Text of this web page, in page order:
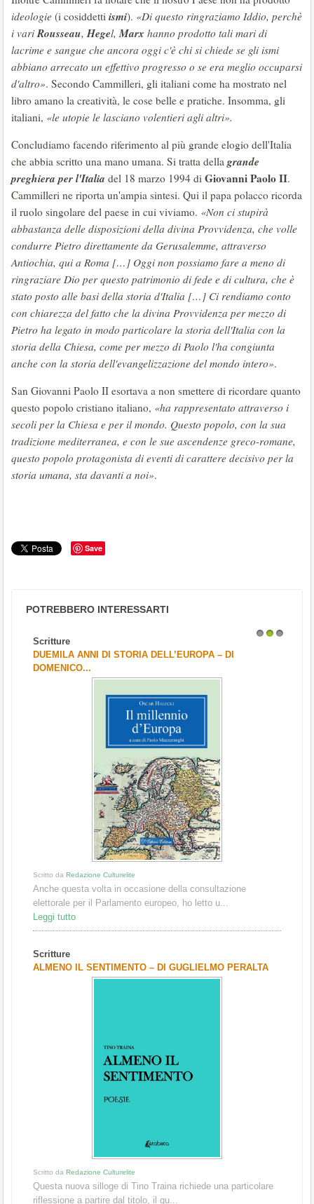
ideologie (i cosiddetti ismi). «Di questo ringraziamo Iddio, perchè
i variRousseau,Hegel,Marx hanno prodotto tali mari di
lacrime e sangue che ancora oggi c'è chi si chiede se gli ismi
abbiano arrecato un effettivo progresso o se era meglio occuparsi
d'altro». Secondo Cammilleri, gli italiani come ha mostrato nel
libro amano la creatività, le cose belle e pratiche. Insomma, gli
italiani, «le utopie le lasciano volentieri agli altri».
Concludiamo facendo riferimento al più grande elogio dell'Italia
che abbia scritto una mano umana. Si tratta della grande
preghiera per l'Italia del 18 marzo 1994 di Giovanni Paolo II.
Cammilleri ne riporta un'ampia sintesi. Qui il papa polacco ricorda
il ruolo singolare del paese in cui viviamo. «Non ci stupirà
abbastanza delle disposizioni della divina Provvidenza, che volle
condurre Pietro direttamente da Gerusalemme, attraverso
Antiochia, qui a Roma […] Oggi non possiamo fare a meno di
ringraziare Dio per questo patrimonio di fede e di cultura, che è
stato posto alle basi della storia d'Italia […] Ci rendiamo conto
con chiarezza del fatto che la divina Provvidenza per mezzo di
Pietro ha legato in modo particolare la storia dell'Italia con la
storia della Chiesa, come per mezzo di Paolo l'ha congiunta
anche con la storia dell'evangelizzazione del mondo intero».
San Giovanni Paolo II esortava a non smettere di ricordare quanto
questo popolo cristiano italiano, «ha rappresentato attraverso i
secoli per la Chiesa e per il mondo. Questo popolo, con la sua
tradizione mediterranea, e con le sue ascendenze greco-romane,
questo popolo protagonista di eventi di carattere decisivo per la
storia umana, sta davanti a noi».
Save
POTREBBERO INTERESSARTI
Scritture
DUEMILA ANNI DI STORIA DELL’EUROPA – DI
DOMENICO...
Scritto da Redazione Culturelite
Anche questa volta in occasione della consultazione
elettorale per il Parlamento europeo, ho letto u...
Leggi tutto
Scritture
ALMENO IL SENTIMENTO – DI GUGLIELMO PERALTA
Scritto da Redazione Culturelite
Questa nuova silloge di Tino Traina richiede una particolare
riflessione a partire dal titolo, il qu...